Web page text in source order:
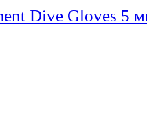
Dive Gloves 5